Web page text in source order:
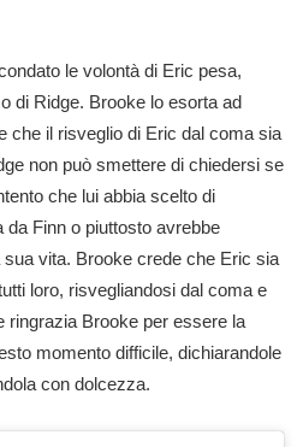
le volontà di Eric pesa,
di Ridge. Brooke lo esorta ad
che il risveglio di Eric dal coma sia
non può smettere di chiedersi se
che lui abbia scelto di
Finn o piuttosto avrebbe
vita. Brooke crede che Eric sia
loro, risvegliandosi dal coma e
ringrazia Brooke per essere la
momento difficile, dichiarandole
con dolcezza.